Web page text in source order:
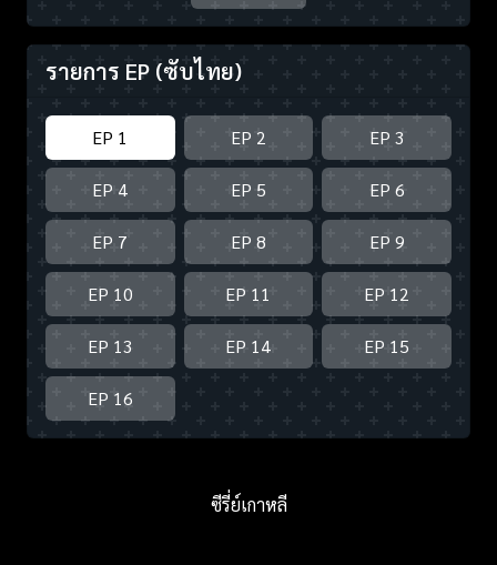
รายการ EP (ซับไทย)
EP 1 EP 2 EP 3
EP 4 EP 5 EP 6
EP 7 EP 8 EP 9
EP 10 EP 11 EP 12
EP 13 EP 14 EP 15
EP 16
ซีรี่ย์เกาหลี